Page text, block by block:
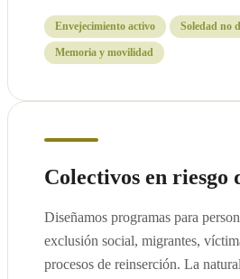
Envejecimiento activo Soledad no
Memoria y movilidad
Colectivos en riesgo
Diseñamos programas para
exclusión social, migrantes,
procesos de reinserción. La